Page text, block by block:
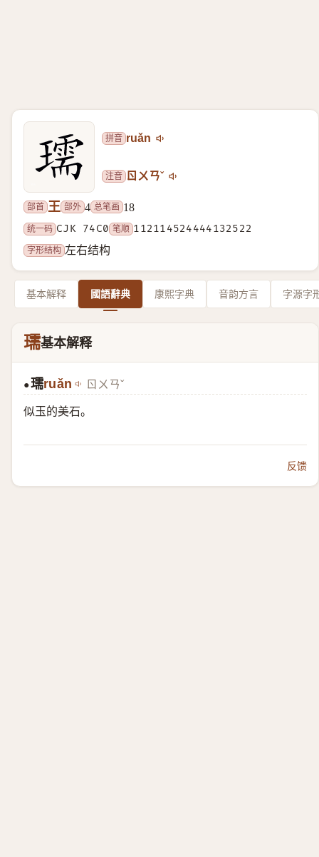
拼音 ruǎn
注音 ㄖㄨㄢˇ
部首 王 部外 4 总笔画 18
统一码 CJK 74C0 笔顺 112114524444132522
字形结构 左右结构
基本解释 國語辭典 康熙字典 音韵方言 字源字
瓀基本解释
●瓀ruǎn ㄖㄨㄢˇ
似玉的美石。
反馈